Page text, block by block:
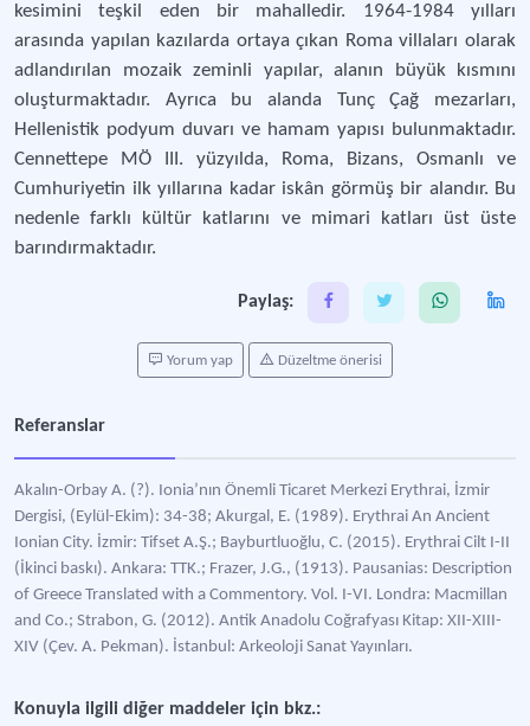
kesimini teşkil eden bir mahalledir. 1964-1984 yılları
arasında yapılan kazılarda ortaya çıkan Roma villaları olarak
adlandırılan mozaik zeminli yapılar, alanın büyük kısmını
oluşturmaktadır. Ayrıca bu alanda Tunç Çağ mezarları,
Hellenistik podyum duvarı ve hamam yapısı bulunmaktadır.
Cennettepe MÖ III. yüzyılda, Roma, Bizans, Osmanlı ve
Cumhuriyetin ilk yıllarına kadar iskân görmüş bir alandır. Bu
nedenle farklı kültür katlarını ve mimari katları üst üste
barındırmaktadır.
Paylaş:
Yorum yap Düzeltme önerisi
Referanslar
Akalın-Orbay A. (?). Ionia’nın Önemli Ticaret Merkezi Erythrai, İzmir
Dergisi, (Eylül-Ekim): 34-38; Akurgal, E. (1989). Erythrai An Ancient
Ionian City. İzmir: Tifset A.Ş.; Bayburtluoğlu, C. (2015). Erythrai Cilt I-II
(İkinci baskı). Ankara: TTK.; Frazer, J.G., (1913). Pausanias: Description
of Greece Translated with a Commentory. Vol. I-VI. Londra: Macmillan
and Co.; Strabon, G. (2012). Antik Anadolu Coğrafyası Kitap: XII-XIII-
XIV (Çev. A. Pekman). İstanbul: Arkeoloji Sanat Yayınları.
Konuyla ilgili diğer maddeler için bkz.: